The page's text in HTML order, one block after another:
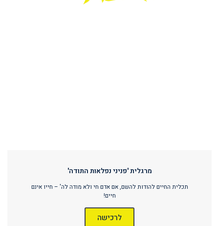
מרגלית 'פניני נפלאות התודה'
תכלית החיים להודות להשם, אם אדם חי ולא מודה לה' – חייו אינם
חיים!
לרכישה